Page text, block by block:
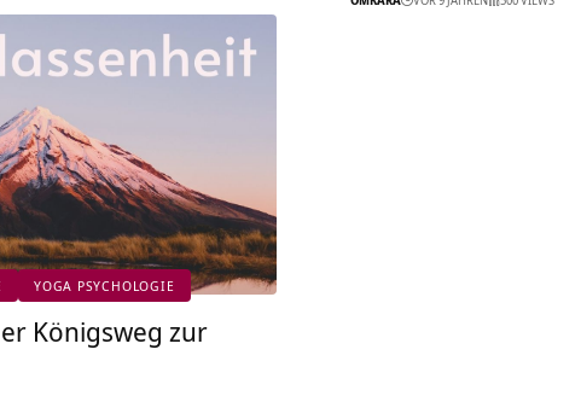
YOGA PSYCHOLOGIE
Königsweg zur